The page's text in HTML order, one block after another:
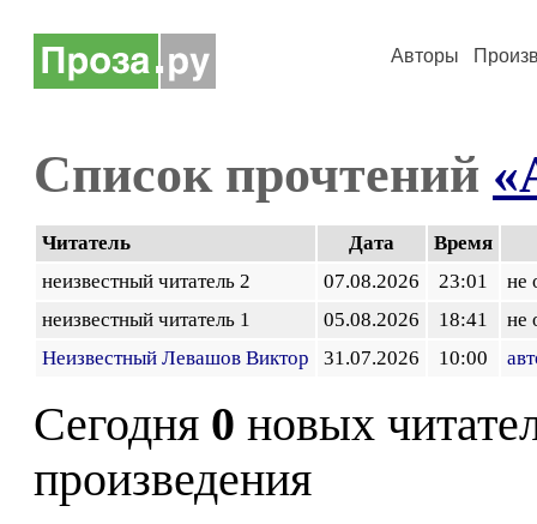
Авторы
Список прочтений
Читатель Дата
Время
неизвестный читатель 2
07.08.2026 23:01
не
неизвестный читатель 1
05.08.2026 18:41
не
Неизвестный Левашов Виктор
31.07.2026 10:00
Сегодня 0 новых
произведения